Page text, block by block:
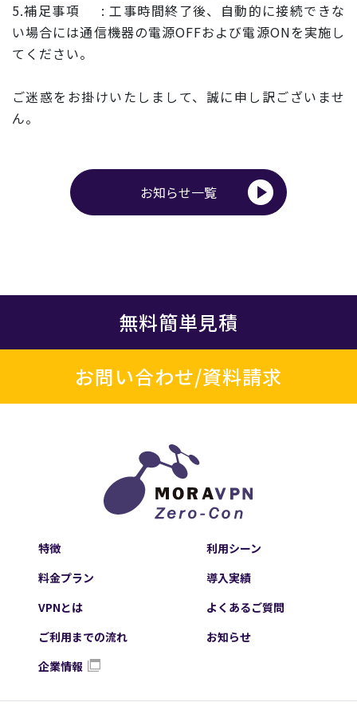
5.補足事項 : 工事時間終了後、自動的に接続できな
い場合には通信機器の電源OFFおよび電源ONを実施し
てください。
ご迷惑をお掛けいたしまして、誠に申し訳ございませ
ん。
お知らせ一覧
無料簡単見積
お問い合わせ/資料請求
特徴
利用シーン
料金プラン
導入実績
VPNとは
よくあるご質問
ご利用までの流れ
お知らせ
企業情報